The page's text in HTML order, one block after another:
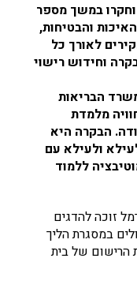
במשך מספר
והבטיחות,
לאורך כל
וחידוש רישוי
הבריאות
מלמדת
הבקרה היא
ולעילא עם
ללמוד
זוכה להדגים
במסגרת הליך
הרישום של בית